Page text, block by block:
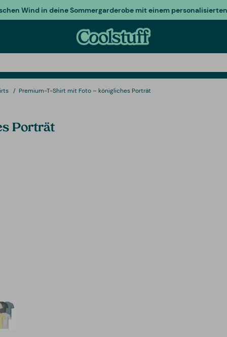
Wind in deine Sommergarderobe mit einem
Premium-T-Shirt mit Foto – königliches Porträt
Porträt